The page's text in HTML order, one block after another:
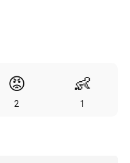
😡
2
👶
1